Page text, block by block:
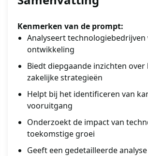
Kenmerken van de prompt:
Analyseert
ontwikkeling
Biedt diepgaande inzichten
zakelijke strategieën
Helpt bij het identificeren van
vooruitgang
Onderzoekt de impact van
toekomstige groei
Geeft een gedetailleerde